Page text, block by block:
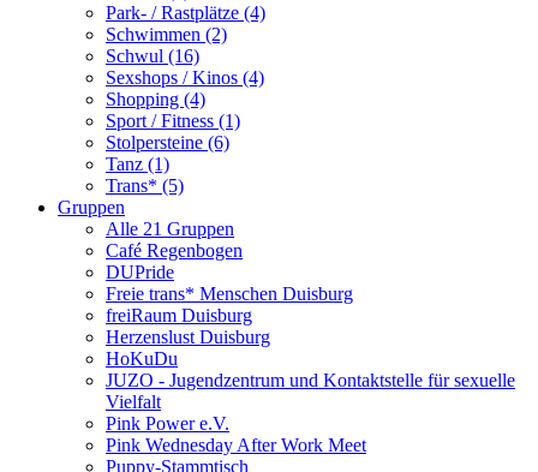
Park- / Rastplätze (4)
Schwimmen (2)
Schwul (16)
Sexshops / Kinos (4)
Shopping (4)
Sport / Fitness (1)
Stolpersteine (6)
Tanz (1)
Trans* (5)
Gruppen
Alle 21 Gruppen
Café Regenbogen
DUPride
Freie trans* Menschen Duisburg
freiRaum Duisburg
Herzenslust Duisburg
HoKuDu
JUZO - Jugendzentrum und Kontaktstelle für sexuelle
Vielfalt
Pink Power e.V.
Pink Wednesday After Work Meet
Puppy-Stammtisch